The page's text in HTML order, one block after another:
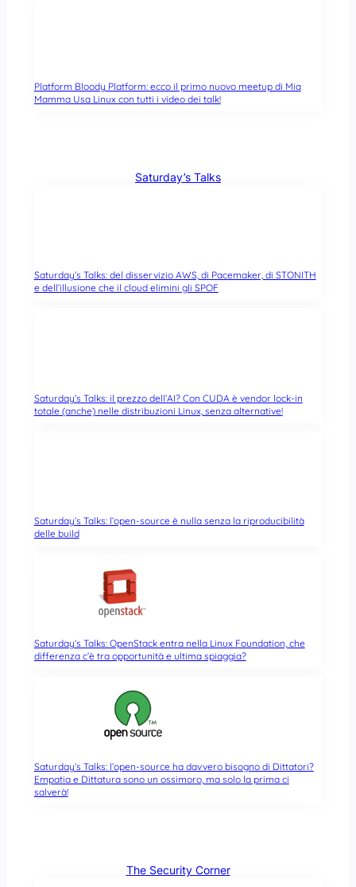
Platform Bloody Platform: ecco il primo nuovo meetup di Mia
Mamma Usa Linux con tutti i video dei talk!
Saturday’s Talks
Saturday’s Talks: del disservizio AWS, di Pacemaker, di STONITH
e dell’illusione che il cloud elimini gli SPOF
Saturday’s Talks: il prezzo dell’AI? Con CUDA è vendor lock-in
totale (anche) nelle distribuzioni Linux, senza alternative!
Saturday’s Talks: l’open-source è nulla senza la riproducibilità
delle build
Saturday’s Talks: OpenStack entra nella Linux Foundation, che
differenza c’è tra opportunità e ultima spiaggia?
Saturday’s Talks: l’open-source ha davvero bisogno di Dittatori?
Empatia e Dittatura sono un ossimoro, ma solo la prima ci
salverà!
The Security Corner